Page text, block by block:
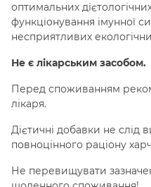
оптимальних
функціонування імунної
несприятливих
Не є лікарським засобом.
Перед споживанням
лікаря.
Дієтичні добавки не слід
повноцінного раціону
Не перевищувати